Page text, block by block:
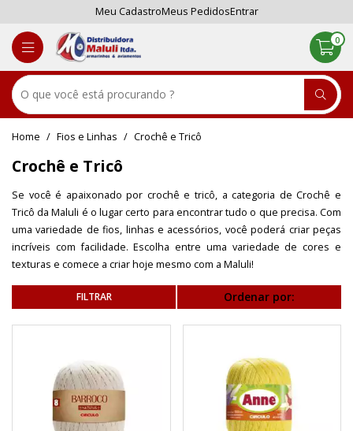
Meu CadastroMeus PedidosEntrar
0
Fios e Linhas Crochê e Tricô
Crochê e Tricô
Se você é apaixonado por crochê e tricô, a categoria de Crochê e
Tricô da Maluli é o lugar certo para encontrar tudo o que precisa. Com
uma variedade de fios, linhas e acessórios, você poderá criar peças
incríveis com facilidade. Escolha entre uma variedade de cores e
texturas e comece a criar hoje mesmo com a Maluli!
Ordenar por: